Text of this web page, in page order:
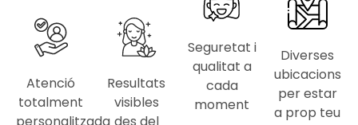
Atenció
totalment
Resultats
visibles
Seguretat i
qualitat a
cada
moment
Diverses
ubicacions
per estar
a prop teu